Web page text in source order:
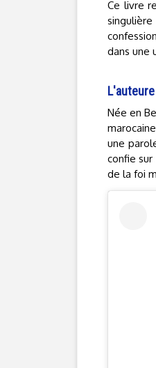
Ce livre
dans une
L'auteure
Née en
une
confie
de la foi